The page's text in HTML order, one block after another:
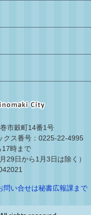
市穀町14番1号
クス番号：0225-22-4995
17時まで
29日から1月3日は除く）
問い合せは秘書広報課まで